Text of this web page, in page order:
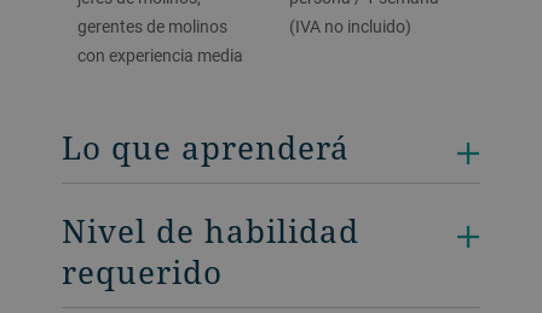
gerentes de molinos
con experiencia media
(IVA no incluido)
Lo que aprenderá
Nivel de habilidad
requerido